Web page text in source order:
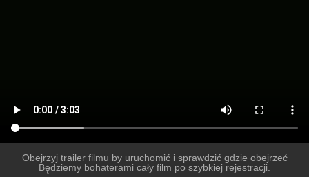
Obejrzyj trailer filmu by uruchomić i sprawdzić gdzie obejrzeć
Będziemy bohaterami cały film po szybkiej rejestracji.